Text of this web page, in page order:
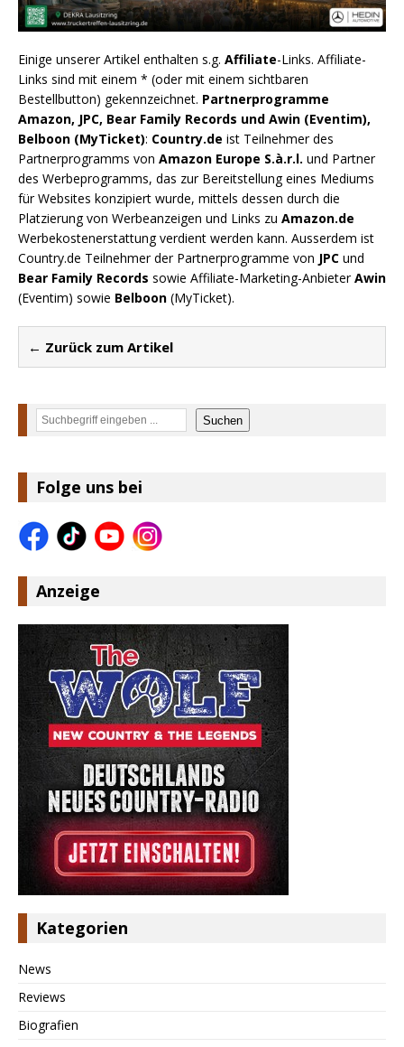
Einige unserer Artikel enthalten s.g. Affiliate-Links. Affiliate-
Links sind mit einem * (oder mit einem sichtbaren
Bestellbutton) gekennzeichnet. Partnerprogramme
Amazon, JPC, Bear Family Records und Awin (Eventim),
Belboon (MyTicket): Country.de ist Teilnehmer des
Partnerprogramms von Amazon Europe S.à.r.l. und Partner
des Werbeprogramms, das zur Bereitstellung eines Mediums
für Websites konzipiert wurde, mittels dessen durch die
Platzierung von Werbeanzeigen und Links zu Amazon.de
Werbekostenerstattung verdient werden kann. Ausserdem ist
Country.de Teilnehmer der Partnerprogramme von JPC und
Bear Family Records sowie Affiliate-Marketing-AnbieterAwin
(Eventim) sowie Belboon (MyTicket).
← Zurück zum Artikel
Suchen Suchen
Folge uns bei
Anzeige
Kategorien
News
Reviews
Biografien